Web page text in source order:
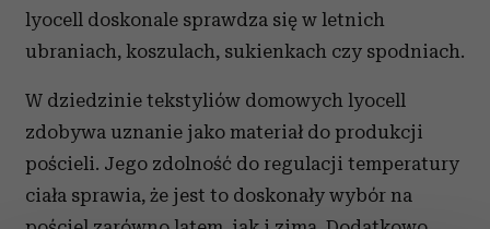
lyocell doskonale sprawdza się w letnich
ubraniach, koszulach, sukienkach czy spodniach.
W dziedzinie tekstyliów domowych lyocell
zdobywa uznanie jako materiał do produkcji
pościeli. Jego zdolność do regulacji temperatury
ciała sprawia, że jest to doskonały wybór na